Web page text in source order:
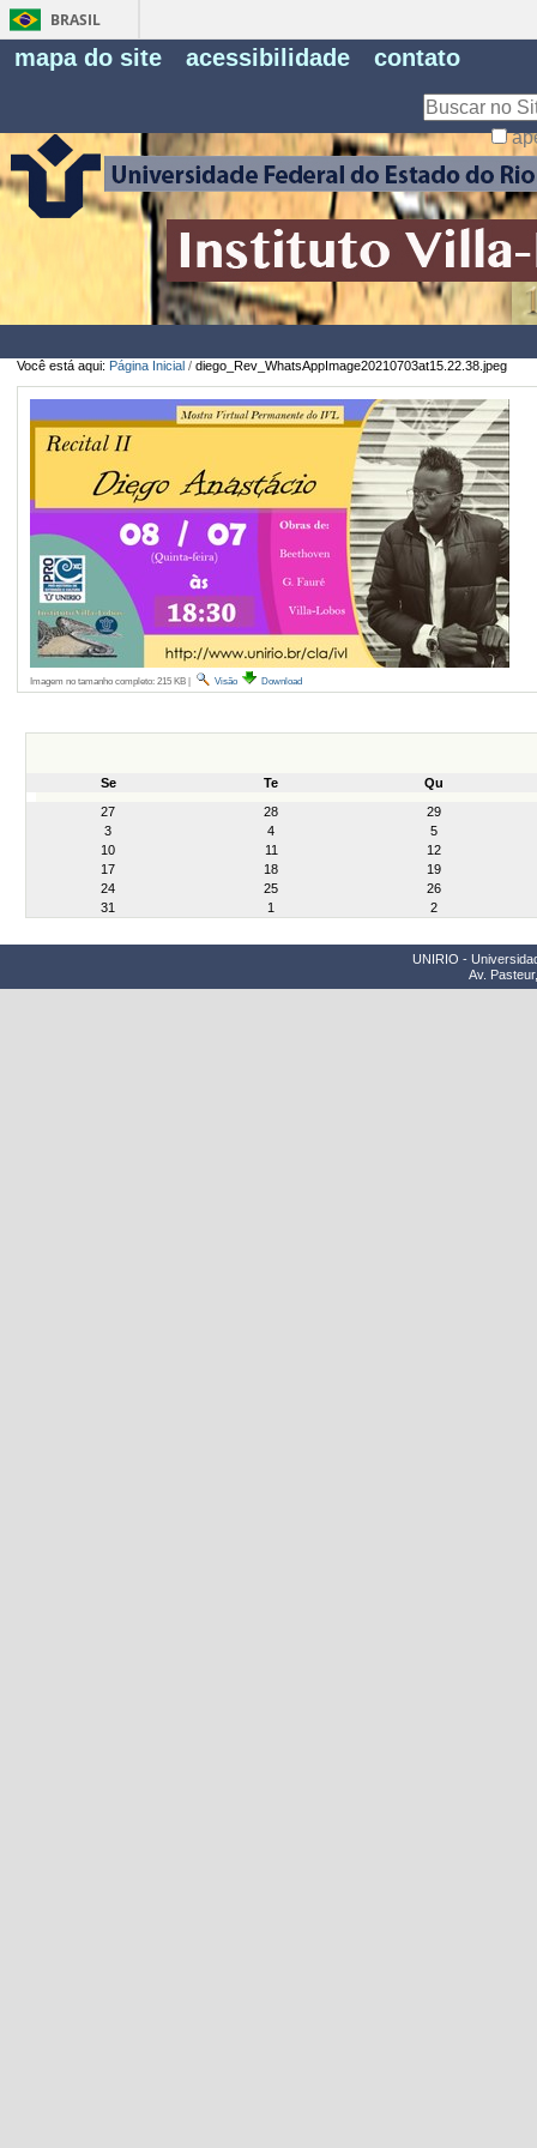
BRASIL
mapa do site acessibilidade contato
Você está aqui: Página Inicial / diego_Rev_WhatsAppImage20210703at15.22.38.jpeg
Imagem no tamanho completo: 215 KB| Visão Download
Se Te
Qu
27
28
29
3
4
5
10
11
12
17
18
19
24
25
26
31
1 2
UNIRIO -
Av.